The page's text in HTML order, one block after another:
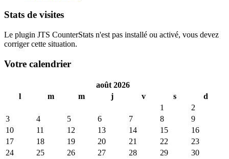
Stats de visites
Le plugin JTS CounterStats n'est pas installé ou activé, vous devez
corriger cette situation.
Votre calendrier
août 2026
l
m m j v s
d
1
2
3
4 5 6 7 8
9
10
11 12 13 14 15
16
17
18 19 20 21 22
23
24
25 26 27 28 29
30